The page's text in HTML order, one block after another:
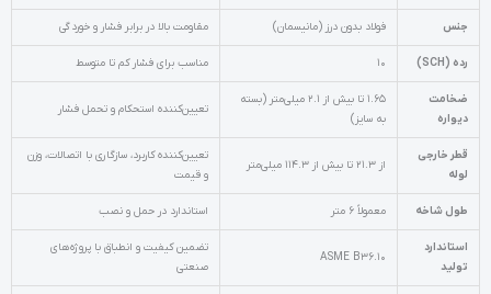
جنس فولاد بدون درز (مانیسمان) مقاومت بالا در برابر فشار و خوردگی
رده (SCH) 10 مناسب برای فشار کم تا متوسط
ضخامت
دیواره
1.65 تا بیش از 2.1 میلی‌متر (بسته
به سایز)
تعیین‌کننده استحکام و تحمل فشار
قطر خارجی
لوله
از 21.3 تا بیش از 114.3 میلی‌متر
تعیین‌کننده کاربرد، سازگاری با اتصالات، وزن
و قیمت
طول شاخه معمولاً 6 متر استاندارد در حمل و نصب
استاندارد
تولید
ASME B36.10
تضمین کیفیت و انطباق با پروژه‌های
صنعتی